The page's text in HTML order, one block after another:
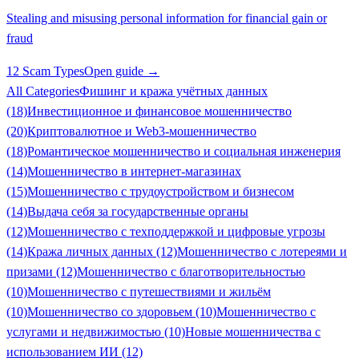
Stealing and misusing personal information for financial gain or
fraud
12 Scam TypesOpen guide →
All CategoriesФишинг и кража учётных данных
(18)Инвестиционное и финансовое мошенничество
(20)Криптовалютное и Web3-мошенничество
(18)Романтическое мошенничество и социальная инженерия
(14)Мошенничество в интернет-магазинах
(15)Мошенничество с трудоустройством и бизнесом
(14)Выдача себя за государственные органы
(12)Мошенничество с техподдержкой и цифровые угрозы
(14)Кража личных данных (12)Мошенничество с лотереями и
призами (12)Мошенничество с благотворительностью
(10)Мошенничество с путешествиями и жильём
(10)Мошенничество со здоровьем (10)Мошенничество с
услугами и недвижимостью (10)Новые мошенничества с
использованием ИИ (12)